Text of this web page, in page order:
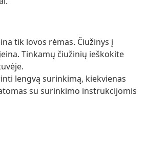
tik lovos rėmas. Čiužinys į
Tinkamų čiužinių ieškokite
lengvą surinkimą, kiekvienas
su surinkimo instrukcijomis